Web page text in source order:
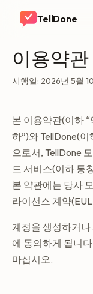
TellDone
이용약관
시행일: 2026년 5월
본 이용약관(이하 “
하”)와 TellDone(
으로서, TellDone
드 서비스(이하 통
본 약관에는 당사
라이선스 계약
계정을 생성하거
에 동의하게 됩니
마십시오.